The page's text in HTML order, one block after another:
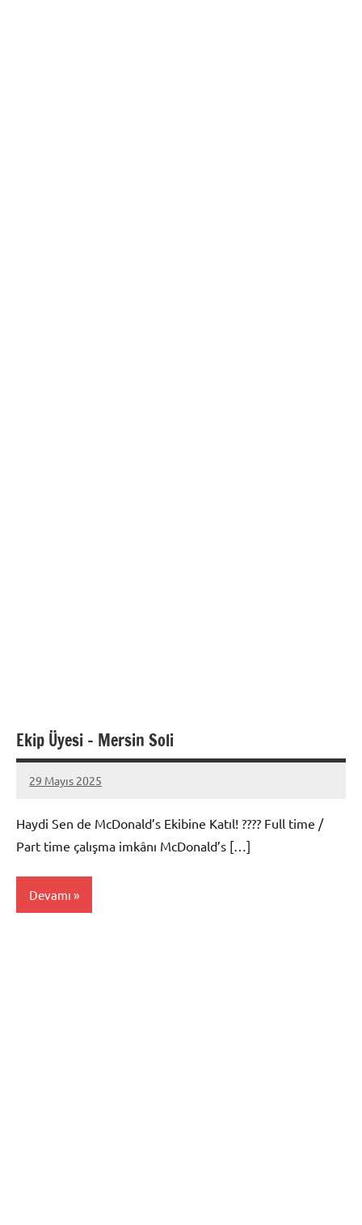
Ekip Üyesi – Mersin Soli
29 Mayıs 2025
admin
Yorum
Haydi Sen de McDonald’s Ekibine Katıl! ???? Full time /
Part time çalışma imkânı McDonald’s […]
Devamı